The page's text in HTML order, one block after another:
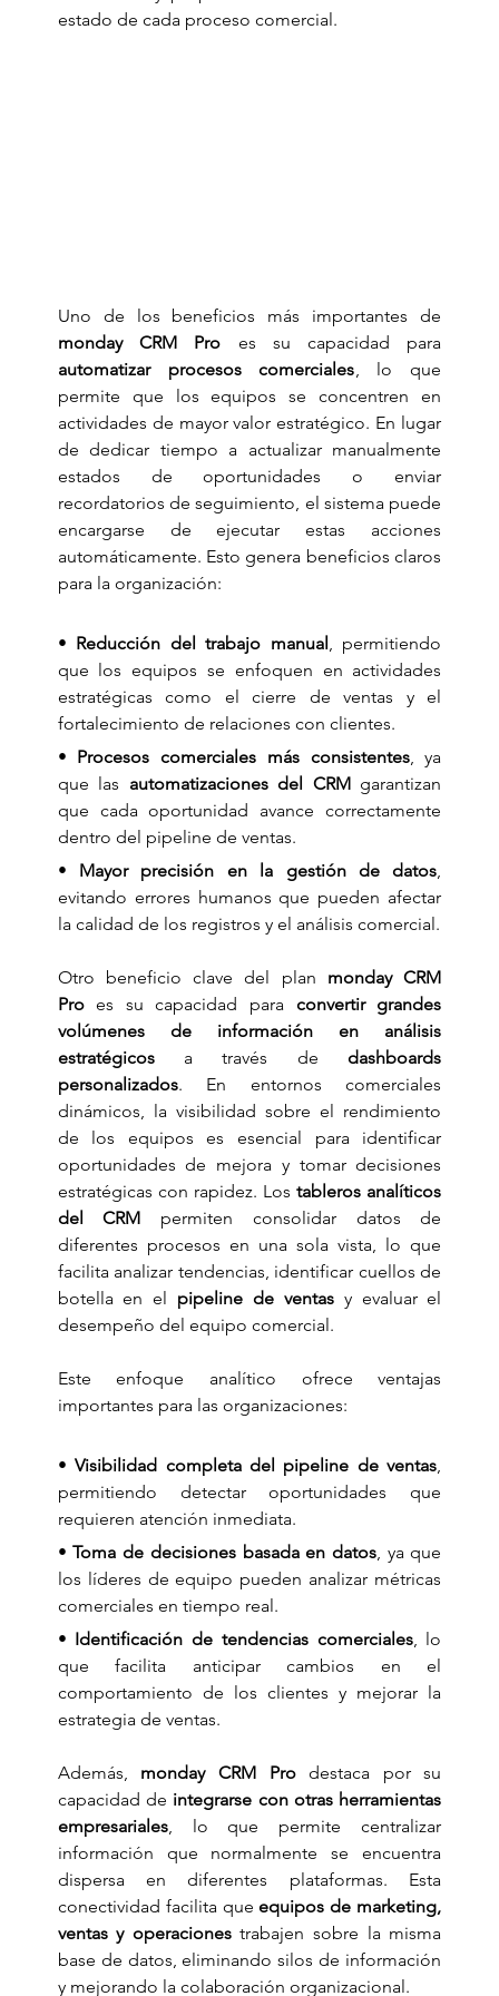
estado de cada proceso comercial.
monday CRM Pro
automatizar procesos comerciales, lo que
permite que los equipos se concentren en
actividades de mayor valor estratégico. En lugar
de dedicar tiempo a actualizar manualmente
estados de oportunidades o enviar
recordatorios de seguimiento, el sistema puede
encargarse de ejecutar estas acciones
automáticamente. Esto genera beneficios claros
para la organización:
• Reducción del trabajo manual , permitiendo
que los equipos se enfoquen en actividades
estratégicas como el cierre de ventas y el
fortalecimiento de relaciones con clientes.
• Procesos comerciales más consistentes, ya
que las automatizaciones del CRM garantizan
que cada oportunidad avance correctamente
dentro del pipeline de ventas.
• Mayor precisión en la gestión de datos,
evitando errores humanos que pueden afectar
la calidad de los registros y el análisis comercial.
Otro beneficio clave del plan monday CRM
Pro es su capacidad para convertir grandes
volúmenes de información en análisis
estratégicos a través de dashboards
personalizados. En entornos comerciales
dinámicos, la visibilidad sobre el rendimiento
de los equipos es esencial para identificar
oportunidades de mejora y tomar decisiones
estratégicas con rapidez. Los tableros analíticos
del CRM permiten consolidar datos de
diferentes procesos en una sola vista, lo que
facilita analizar tendencias, identificar cuellos de
botella en el pipeline de ventas y evaluar el
desempeño del equipo comercial.
Este enfoque analítico ofrece ventajas
importantes para las organizaciones:
• Visibilidad completa del pipeline de ventas,
permitiendo detectar oportunidades que
requieren atención inmediata.
• Toma de decisiones basada en datos, ya que
los líderes de equipo pueden analizar métricas
comerciales en tiempo real.
• Identificación de tendencias comerciales, lo
que facilita anticipar cambios en el
comportamiento de los clientes y mejorar la
estrategia de ventas.
Además, monday CRM Pro destaca por su
capacidad de integrarse con otras herramientas
empresariales, lo que permite centralizar
información que normalmente se encuentra
dispersa en diferentes plataformas. Esta
conectividad facilita que equipos de marketing,
ventas y operaciones trabajen sobre la misma
base de datos, eliminando silos de información
y mejorando la colaboración organizacional.